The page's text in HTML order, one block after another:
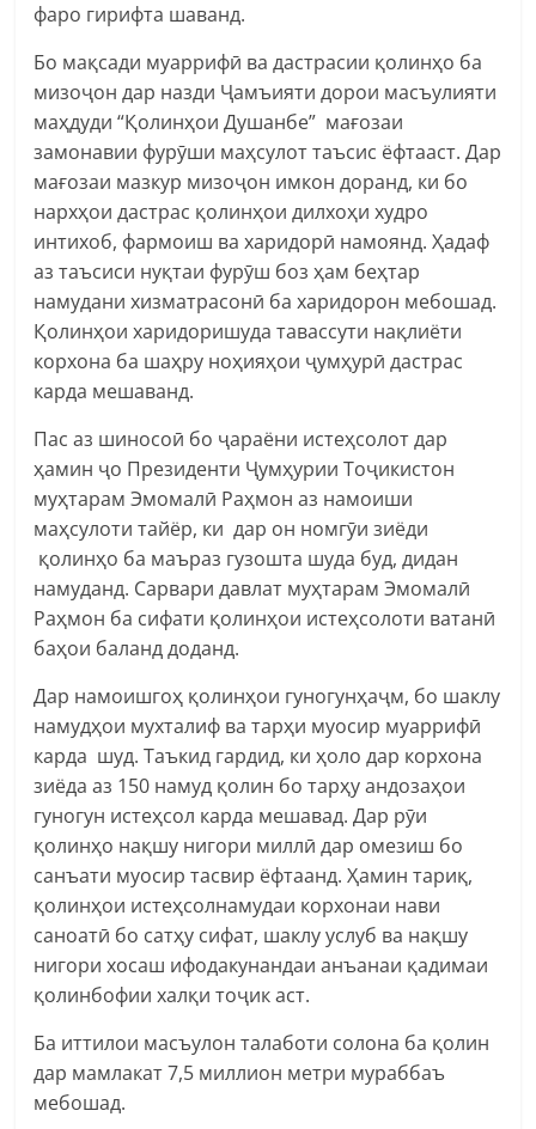
фаро гирифта шаванд.
Бо мақсади муаррифӣ ва дастрасии қолинҳо ба
мизоҷон дар назди Ҷамъияти дорои масъулияти
маҳдуди “Қолинҳои Душанбе” мағозаи
замонавии фурӯши маҳсулот таъсис ёфтааст. Дар
мағозаи мазкур мизоҷон имкон доранд, ки бо
нархҳои дастрас қолинҳои дилхоҳи худро
интихоб, фармоиш ва харидорӣ намоянд. Ҳадаф
аз таъсиси нуқтаи фурӯш боз ҳам беҳтар
намудани хизматрасонӣ ба харидорон мебошад.
Қолинҳои харидоришуда тавассути нақлиёти
корхона ба шаҳру ноҳияҳои ҷумҳурӣ дастрас
карда мешаванд.
Пас аз шиносоӣ бо ҷараёни истеҳсолот дар
ҳамин ҷо Президенти Ҷумҳурии Тоҷикистон
муҳтарам Эмомалӣ Раҳмон аз намоиши
маҳсулоти тайëр, ки дар он номгӯи зиëди
қолинҳо ба маъраз гузошта шуда буд, дидан
намуданд. Сарвари давлат муҳтарам Эмомалӣ
Раҳмон ба сифати қолинҳои истеҳсолоти ватанӣ
баҳои баланд доданд.
Дар намоишгоҳ қолинҳои гуногунҳаҷм, бо шаклу
намудҳои мухталиф ва тарҳи муосир муаррифӣ
карда шуд. Таъкид гардид, ки ҳоло дар корхона
зиёда аз 150 намуд қолин бо тарҳу андозаҳои
гуногун истеҳсол карда мешавад. Дар рӯи
қолинҳо нақшу нигори миллӣ дар омезиш бо
санъати муосир тасвир ëфтаанд. Ҳамин тариқ,
қолинҳои истеҳсолнамудаи корхонаи нави
саноатӣ бо сатҳу сифат, шаклу услуб ва нақшу
нигори хосаш ифодакунандаи анъанаи қадимаи
қолинбофии халқи тоҷик аст.
Ба иттилои масъулон талаботи солона ба қолин
дар мамлакат 7,5 миллион метри мураббаъ
мебошад.